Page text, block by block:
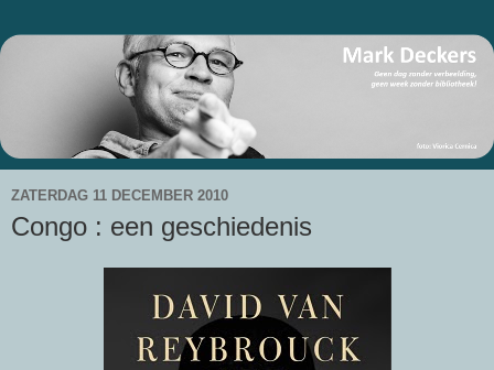
ZATERDAG 11 DECEMBER 2010
Congo : een geschiedenis